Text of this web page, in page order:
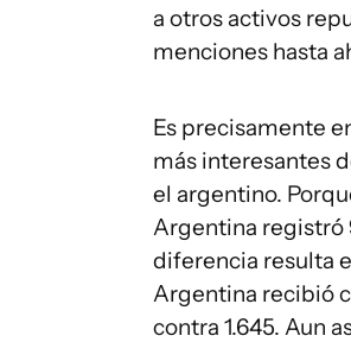
a otros activos
menciones hasta
Es precisamente
más interesantes
el argentino.
Argentina registró
diferencia resulta
Argentina recibió
contra 1.645. Aun